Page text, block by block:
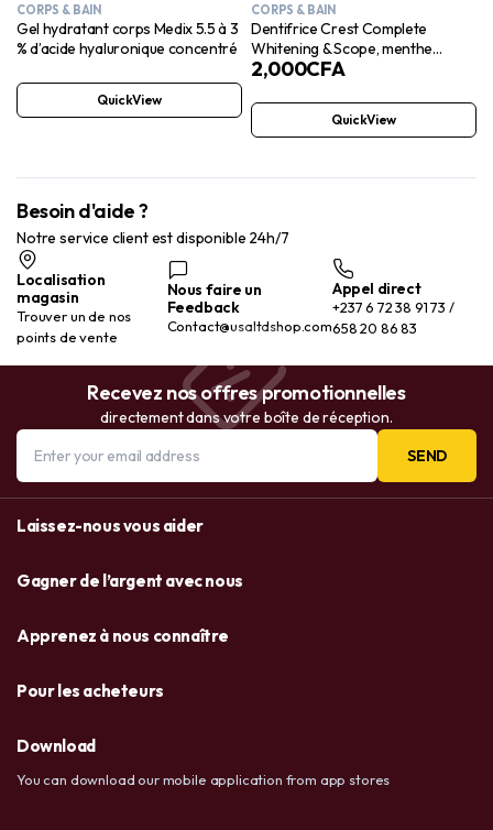
CORPS & BAIN
Gel hydratant corps Medix 5.5 à 3
% d’acide hyaluronique concentré
QuickView
CORPS & BAIN
Dentifrice Crest Complete
Whitening & Scope, menthe
fraîche, 76 ml
2,000CFA
QuickView
Besoin d'aide ?
Notre service client est disponible 24h/7
Localisation
magasin
Trouver un de nos
points de vente
Nous faire un
Feedback
Contact@usaltdshop.com
Appel direct
+237 6 72 38 91 73 /
658 20 86 83
Recevez nos offres promotionnelles
directement dans votre boîte de réception.
SEND
Laissez-nous vous aider
Gagner de l’argent avec nous
Apprenez à nous connaître
Pour les acheteurs
Download
You can download our mobile application from app stores